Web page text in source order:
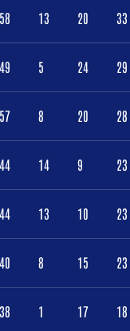
58 13 20 33
49 5 24 29
57 8 20 28
44 14 9 23
44 13 10 23
40 8 15 23
38 1 17 18